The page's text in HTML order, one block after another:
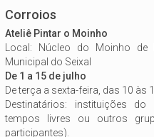
Corroios
Ateliê Pintar o Moinho
Local: Núcleo do Moinho
Municipal do Seixal
De 1 a 15 de julho
De terça a sexta-feira, das 10 às
Destinatários: instituições
tempos livres ou outros
participantes).